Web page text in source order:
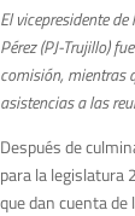
El vicepresidente
Pérez (PJ-Trujillo)
comisión, mientras
asistencias a las
Después de
para la legislatura
que dan cuenta